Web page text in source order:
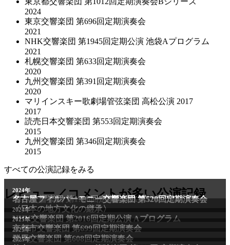
2024
東京交響楽団 第696回定期演奏会
2021
NHK交響楽団 第1945回定期公演 池袋Aプログラム
2021
札幌交響楽団 第633回定期演奏会
2020
九州交響楽団 第391回定期演奏会
2020
マリインスキー歌劇場管弦楽団 高松公演 2017
2017
読売日本交響楽団 第553回定期演奏会
2015
九州交響楽団 第346回定期演奏会
2015
すべての公演記録をみる
レビュー／コメントが多い公演記録